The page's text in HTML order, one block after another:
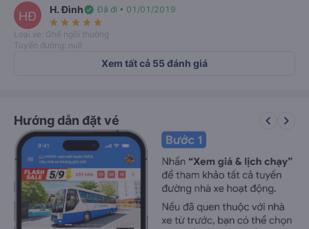
HĐ H. Đìnhverified Đã đi • 01/01/2019
star_rate star_rate star_rate star_rate star_rate
Loại xe: Ghế ngồi thường
Tuyến đường: null
Xem tất cả 55 đánh giá
Hướng dẫn đặt vé keyboard_arrow_left keyboard_arrow_right